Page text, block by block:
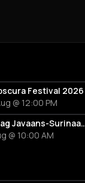
Festival 2026
@ 12:00 PM
Familiedag
@ 10:00 AM